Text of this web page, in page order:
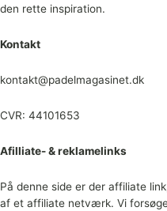
den rette inspiration.
Kontakt
kontakt@padelmagasinet.dk
CVR: 44101653
Afilliate- & reklamelinks
På denne side er der affiliate
af et affiliate netværk. Vi